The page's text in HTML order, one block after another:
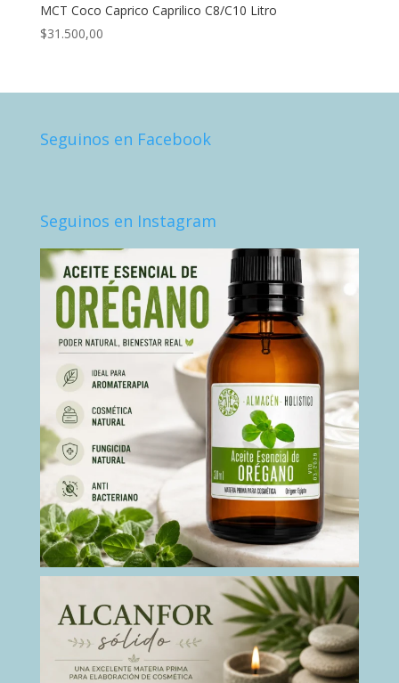
MCT Coco Caprico Caprilico C8/C10 Litro
$31.500,00
Seguinos en Facebook
Seguinos en Instagram